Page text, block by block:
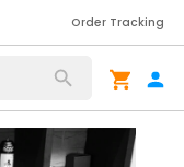
Order Tracking